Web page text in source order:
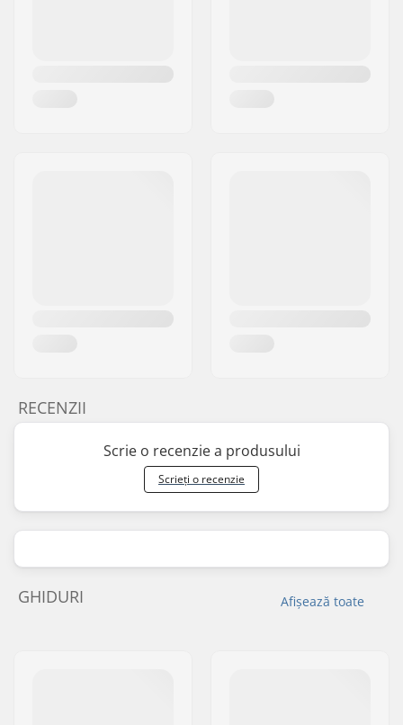
RECENZII
Scrie o recenzie a produsului
Scrieți o recenzie
Afișează toate
GHIDURI